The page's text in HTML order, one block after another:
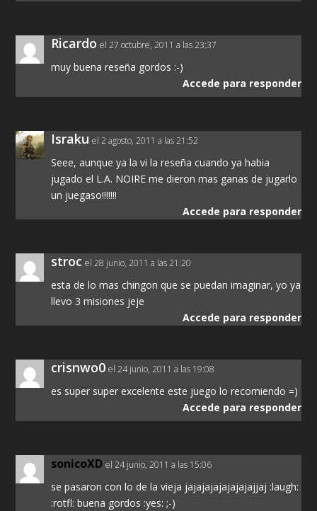
Ricardo el 27 octubre, 2011 a las 23:37
muy buena reseña gordos :-)
Accede para responder
Israku el 2 agosto, 2011 a las 21:52
Seee, aunque ya la vi la reseña cuando ya habia
jugado el L.A. NOIRE me dieron mas ganas de jugarlo
un juegaso!!!!!!!
Accede para responder
stroc el 28 junio, 2011 a las 21:20
esta de lo mas chingon que se puedan imaginar, yo ya
llevo 3 misiones jeje
Accede para responder
crisnwo0 el 24 junio, 2011 a las 19:08
es super super excelente este juego lo recomiendo =)
Accede para responder
sonicoXD el 24 junio, 2011 a las 15:06
se pasaron con lo de la vieja jajajajajajajajajjaj :laugh:
:rotfl: buena gordos :yes: ;-)